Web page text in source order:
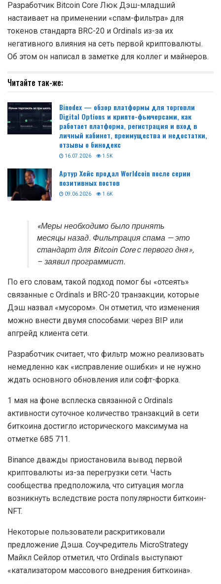
Разработчик Bitcoin Core Люк Дэш-младший
настаивает на применении «спам-фильтра» для
токенов стандарта BRC-20 и Ordinals из-за их
негативного влияния на сеть первой криптовалюты.
Об этом он написал в заметке для коллег и майнеров.
Читайте так-же:
Binodex — обзор платформы для торговли
Digital Options и крипто-фьючерсами, как
работает платформа, регистрация и вход в
личный кабинет, преимущества и недостатки,
отзывы о бинодекс
16.07.2026 1.5K
Артур Хейс продал Worldcoin после серии
позитивных постов
09.06.2026 1.6K
«Меры необходимо было принять
месяцы назад. Фильтрация спама — это
стандарт для Bitcoin Core с первого дня»,
– заявил программист.
По его словам, такой подход помог бы «отсеять»
связанные с Ordinals и BRC-20 транзакции, которые
Дэш назвал «мусором». Он отметил, что изменения
можно внести двумя способами: через BIP или
апгрейд клиента сети.
Разработчик считает, что фильтр можно реализовать
немедленно как «исправление ошибки» и не нужно
ждать основного обновления или софт-форка.
1 мая на фоне всплеска связанной с Ordinals
активности суточное количество транзакций в сети
биткоина достигло исторического максимума на
отметке 685 711.
Binance дважды приостановила вывод первой
криптовалюты из-за перегрузки сети. Часть
сообщества предположила, что ситуация могла
возникнуть вследствие роста популярности биткоин-
NFT.
Некоторые пользователи раскритиковали
предложение Дэша. Соучредитель MicroStrategy
Майкл Сейлор отметил, что Ordinals выступают
«катализатором массового внедрения биткоина».